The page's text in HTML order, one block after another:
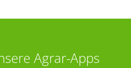
Agrar-Apps